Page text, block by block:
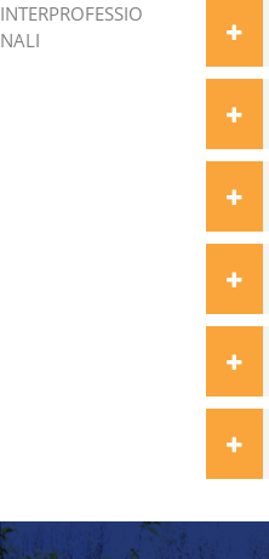
INTERPROFESSIO
NALI